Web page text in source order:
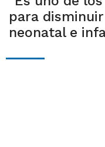
para
neonatal e